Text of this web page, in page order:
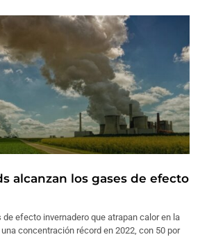
alcanzan los gases de efecto
de efecto invernadero que atrapan calor en la
concentración récord en 2022, con 50 por